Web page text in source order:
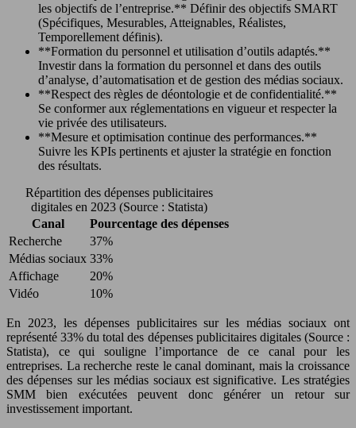
les objectifs de l’entreprise.** Définir des objectifs SMART
(Spécifiques, Mesurables, Atteignables, Réalistes,
Temporellement définis).
**Formation du personnel et utilisation d’outils adaptés.**
Investir dans la formation du personnel et dans des outils
d’analyse, d’automatisation et de gestion des médias sociaux.
**Respect des règles de déontologie et de confidentialité.**
Se conformer aux réglementations en vigueur et respecter la
vie privée des utilisateurs.
**Mesure et optimisation continue des performances.**
Suivre les KPIs pertinents et ajuster la stratégie en fonction
des résultats.
Répartition des dépenses publicitaires
digitales en 2023 (Source : Statista)
Canal
Pourcentage des dépenses
Recherche
37%
Médias sociaux 33%
Affichage
20%
Vidéo
10%
En 2023, les dépenses publicitaires sur les médias sociaux ont
représenté 33% du total des dépenses publicitaires digitales (Source :
Statista), ce qui souligne l’importance de ce canal pour les
entreprises. La recherche reste le canal dominant, mais la croissance
des dépenses sur les médias sociaux est significative. Les stratégies
SMM bien exécutées peuvent donc générer un retour sur
investissement important.